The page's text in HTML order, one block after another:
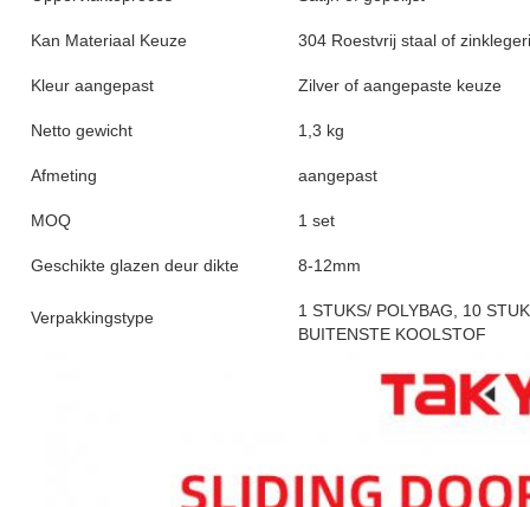
Kan Materiaal Keuze 304 Roestvrij staal of
Kleur aangepast Zilver of aangepaste keuze
Netto gewicht 1,3 kg
Afmeting aangepast
MOQ 1 set
Geschikte glazen deur dikte 8-12mm
Verpakkingstype
1 STUKS/ POLYBAG, 10
BUITENSTE KOOLSTOF